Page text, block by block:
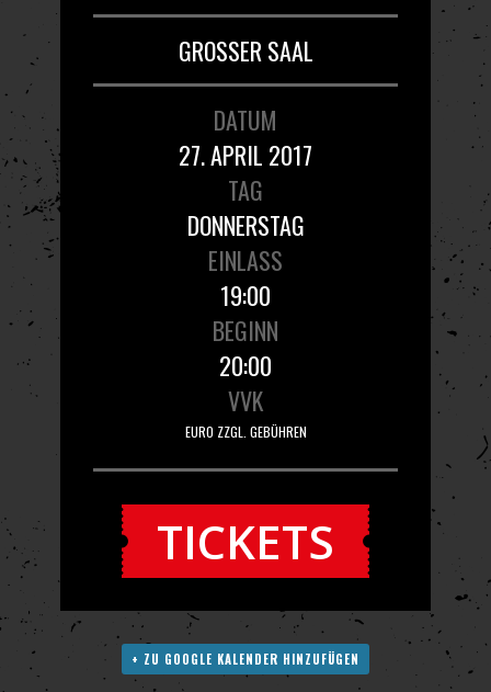
GROSSER SAAL
DATUM
27. APRIL 2017
TAG
DONNERSTAG
EINLASS
19:00
BEGINN
20:00
VVK
EURO ZZGL. GEBÜHREN
TICKETS
+ ZU GOOGLE KALENDER HINZUFÜGEN